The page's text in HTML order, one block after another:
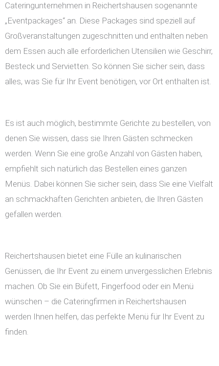
Cateringunternehmen in Reichertshausen sogenannte
„Eventpackages“ an. Diese Packages sind speziell auf
Großveranstaltungen zugeschnitten und enthalten neben
dem Essen auch alle erforderlichen Utensilien wie Geschirr,
Besteck und Servietten. So können Sie sicher sein, dass
alles, was Sie für Ihr Event benötigen, vor Ort enthalten ist.
Es ist auch möglich, bestimmte Gerichte zu bestellen, von
denen Sie wissen, dass sie Ihren Gästen schmecken
werden. Wenn Sie eine große Anzahl von Gästen haben,
empfiehlt sich natürlich das Bestellen eines ganzen
Menüs. Dabei können Sie sicher sein, dass Sie eine Vielfalt
an schmackhaften Gerichten anbieten, die Ihren Gästen
gefallen werden.
Reichertshausen bietet eine Fülle an kulinarischen
Genüssen, die Ihr Event zu einem unvergesslichen Erlebnis
machen. Ob Sie ein Büfett, Fingerfood oder ein Menü
wünschen – die Cateringfirmen in Reichertshausen
werden Ihnen helfen, das perfekte Menü für Ihr Event zu
finden.